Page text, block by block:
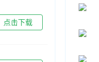
点击下载